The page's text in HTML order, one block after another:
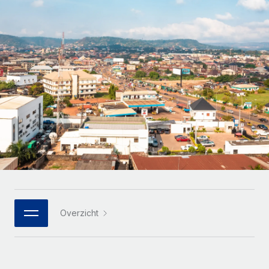
Zzp'ers internationaal onboarden en beheren
Ingewikkelde HR-taken eenvoudig uitbesteden
INFRASTRUCTUUR
Remote Embedded
HR naadloos in workflows integreren
Platform
Ingebouwde essentiële HR-functies voor je team
Integraties
GROEIFASE
Start-ups
Flexibele global HR en payroll solutions voor groeiende
bedrijven
Mid-market
Teams uitbreiden met HR solutions op maat
Enterprise
Global HR voor grote bedrijven
WERK MET ONS SAMEN
Strategische technologiepartners
Betalingscalculator voor zzp'ers
Ontdek valuta-opties en betaalsnelheden voor
internationale zzp'ers
LEREN MET REMOTE
Onderzoek en gidsen
Casestudy's
HR-woordenlijst
Checklists en templates
Webinars
Français
Deutsch
Español
Italiano
Português (Portugal)
日本語
한국어
Overzicht